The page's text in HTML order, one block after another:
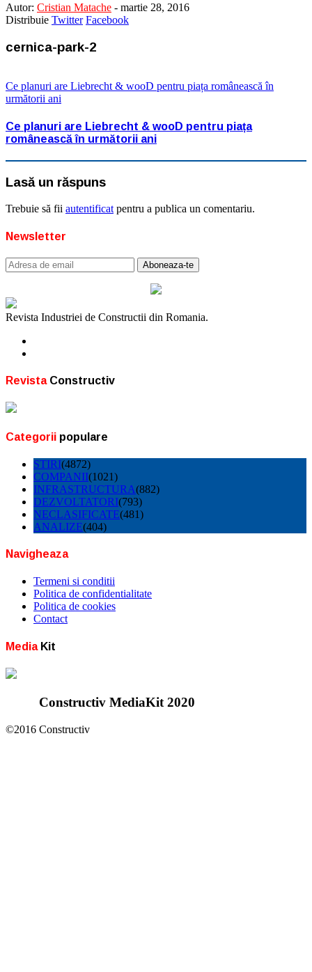
Autor: Cristian Matache - martie 28, 2016
Distribuie Twitter Facebook
cernica-park-2
Ce planuri are Liebrecht & wooD pentru piața românească în
următorii ani
Ce planuri are Liebrecht & wooD pentru piața
românească în următorii ani
Lasă un răspuns
Trebuie să fii autentificat pentru a publica un comentariu.
Newsletter
Revista Industriei de Constructii din Romania.
RevistaConstructiv
Categorii populare
STIRI(4872)
COMPANII(1021)
INFRASTRUCTURA(882)
DEZVOLTATORI(793)
NECLASIFICATE(481)
ANALIZE(404)
Navigheaza
Termeni si conditii
Politica de confidentialitate
Politica de cookies
Contact
MediaKit
Constructiv MediaKit 2020
©2016 Constructiv